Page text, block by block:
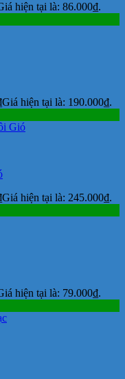
hiện tại là: 86.000₫.
Giá hiện tại là: 190.000₫.
Giá hiện tại là: 245.000₫.
hiện tại là: 79.000₫.